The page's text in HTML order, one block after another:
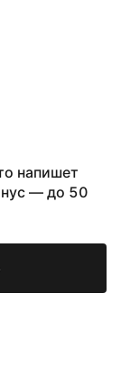
напишет
— до 50